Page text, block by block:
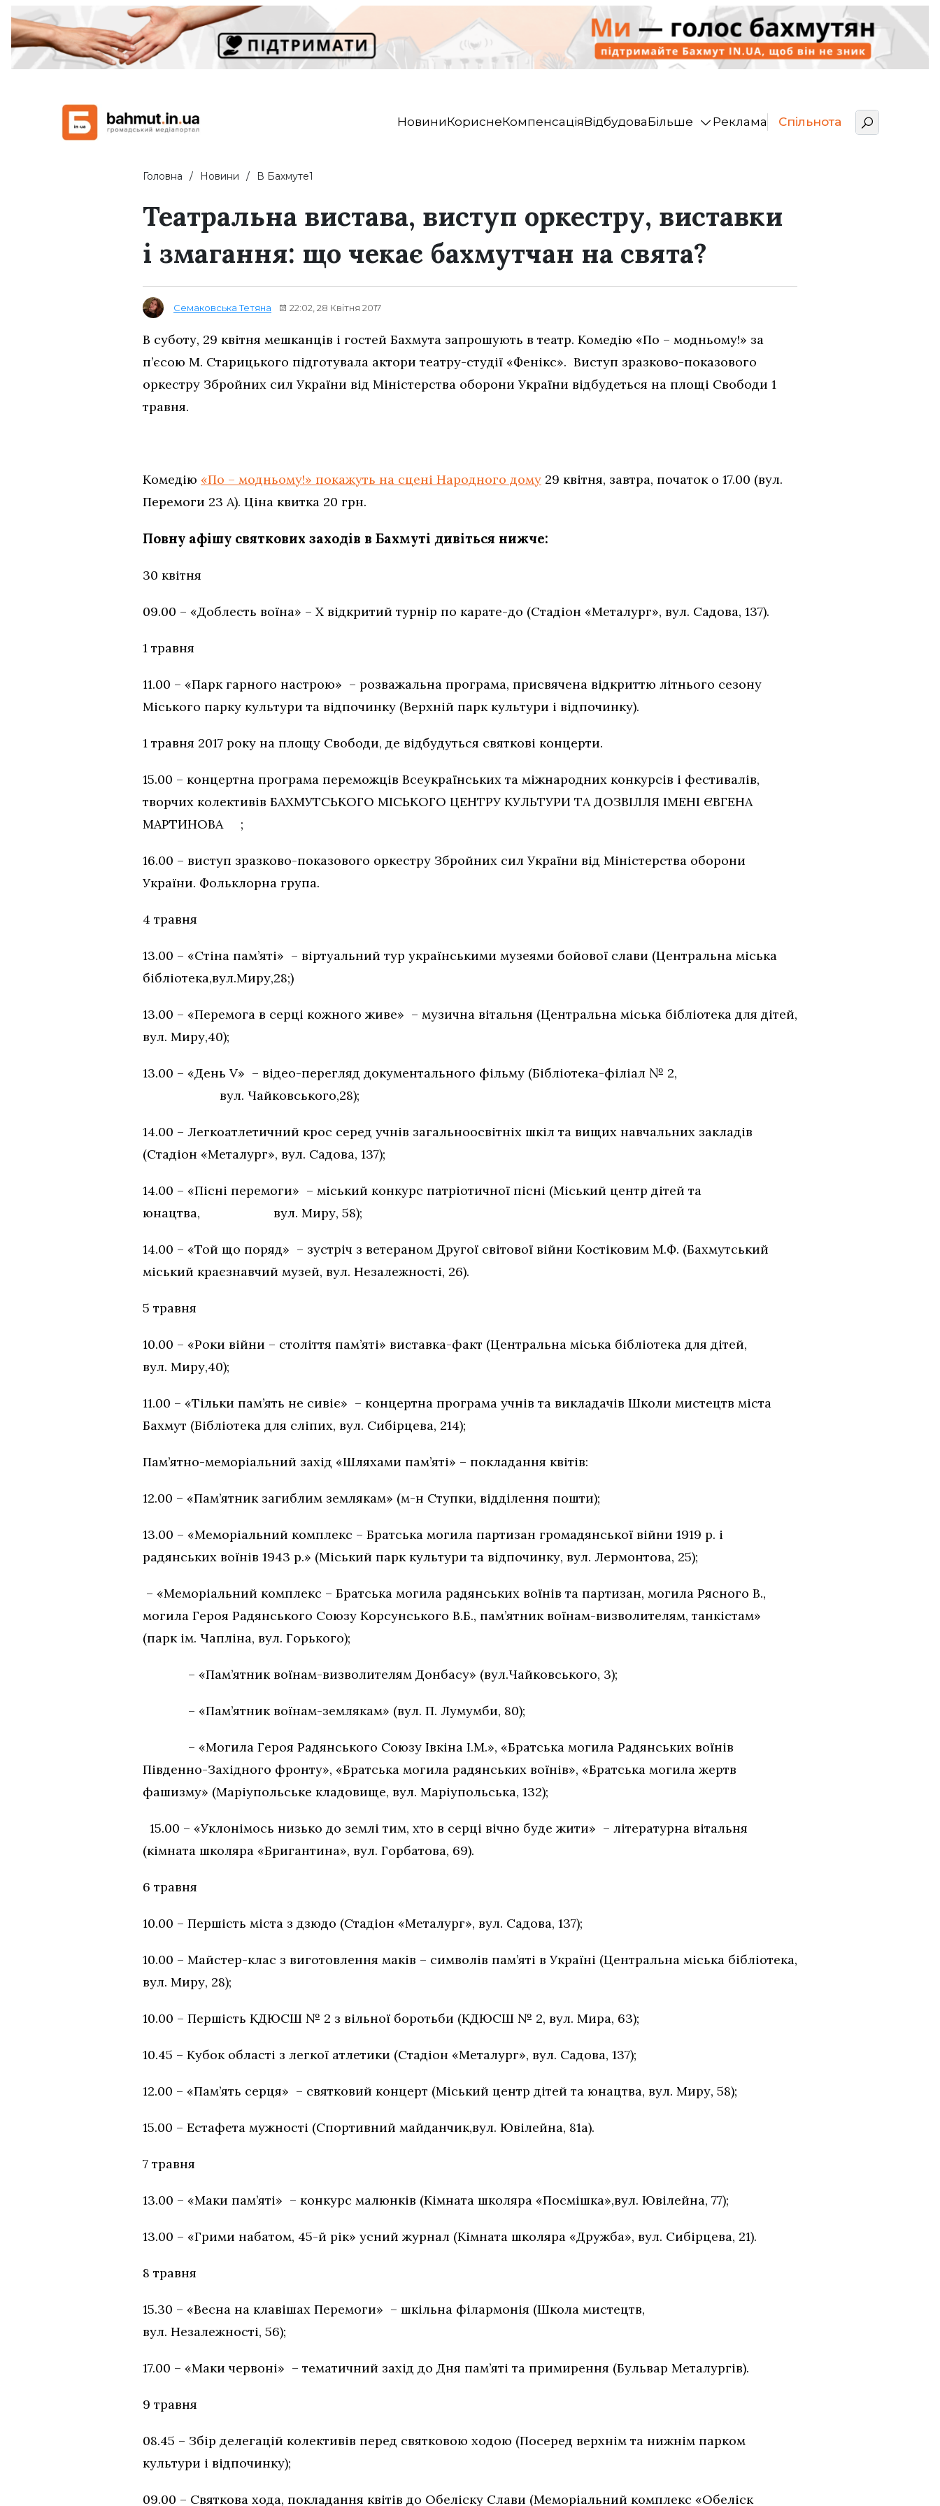
НовиниКориснеКомпенсаціяВідбудоваБільше Реклама Спільнота
Головна Новини В Бахмуте1
Театральна вистава, виступ оркестру, виставки
і змагання: що чекає бахмутчан на свята?
Семаковська Тетяна 22:02, 28 Квітня 2017
В суботу, 29 квітня мешканців і гостей Бахмута запрошують в театр. Комедію «По – модньому!» за
п’єсою М. Старицького підготувала актори театру-студії «Фенікс». Виступ зразково-показового
оркестру Збройних сил України від Міністерства оборони України відбудеться на площі Свободи 1
травня.
Комедію «По – модньому!» покажуть на сцені Народного дому 29 квітня, завтра, початок о 17.00 (вул.
Перемоги 23 А). Ціна квитка 20 грн.
Повну афішу святкових заходів в Бахмуті дивіться нижче:
30 квітня
09.00 – «Доблесть воїна» – X відкритий турнір по карате-до (Стадіон «Металург», вул. Садова, 137).
1 травня
11.00 – «Парк гарного настрою» – розважальна програма, присвячена відкриттю літнього сезону
Міського парку культури та відпочинку (Верхній парк культури і відпочинку).
1 травня 2017 року на площу Свободи, де відбудуться святкові концерти.
15.00 – концертна програма переможців Всеукраїнських та міжнародних конкурсів і фестивалів,
творчих колективів БАХМУТСЬКОГО МІСЬКОГО ЦЕНТРУ КУЛЬТУРИ ТА ДОЗВІЛЛЯ ІМЕНІ ЄВГЕНА
МАРТИНОВА ;
16.00 – виступ зразково-показового оркестру Збройних сил України від Міністерства оборони
України. Фольклорна група.
4 травня
13.00 – «Стіна пам’яті» – віртуальний тур українськими музеями бойової слави (Центральна міська
бібліотека,вул.Миру,28;)
13.00 – «Перемога в серці кожного живе» – музична вітальня (Центральна міська бібліотека для дітей,
вул. Миру,40);
13.00 – «День V» – відео-перегляд документального фільму (Бібліотека-філіал № 2,
вул. Чайковського,28);
14.00 – Легкоатлетичний крос серед учнів загальноосвітніх шкіл та вищих навчальних закладів
(Стадіон «Металург», вул. Садова, 137);
14.00 – «Пісні перемоги» – міський конкурс патріотичної пісні (Міський центр дітей та
юнацтва, вул. Миру, 58);
14.00 – «Той що поряд» – зустріч з ветераном Другої світової війни Костіковим М.Ф. (Бахмутський
міський краєзнавчий музей, вул. Незалежності, 26).
5 травня
10.00 – «Роки війни – століття пам’яті» виставка-факт (Центральна міська бібліотека для дітей,
вул. Миру,40);
11.00 – «Тільки пам’ять не сивіє» – концертна програма учнів та викладачів Школи мистецтв міста
Бахмут (Бібліотека для сліпих, вул. Сибірцева, 214);
Пам’ятно-меморіальний захід «Шляхами пам’яті» – покладання квітів:
12.00 – «Пам’ятник загиблим землякам» (м-н Ступки, відділення пошти);
13.00 – «Меморіальний комплекс – Братська могила партизан громадянської війни 1919 р. і
радянських воїнів 1943 р.» (Міський парк культури та відпочинку, вул. Лермонтова, 25);
– «Меморіальний комплекс – Братська могила радянських воїнів та партизан, могила Рясного В.,
могила Героя Радянського Союзу Корсунського В.Б., пам’ятник воїнам-визволителям, танкістам»
(парк ім. Чапліна, вул. Горького);
– «Пам’ятник воїнам-визволителям Донбасу» (вул.Чайковського, 3);
– «Пам’ятник воїнам-землякам» (вул. П. Лумумби, 80);
– «Могила Героя Радянського Союзу Івкіна І.М.», «Братська могила Радянських воїнів
Південно-Західного фронту», «Братська могила радянських воїнів», «Братська могила жертв
фашизму» (Маріупольське кладовище, вул. Маріупольська, 132);
15.00 – «Уклонімось низько до землі тим, хто в серці вічно буде жити» – літературна вітальня
(кімната школяра «Бригантина», вул. Горбатова, 69).
6 травня
10.00 – Першість міста з дзюдо (Стадіон «Металург», вул. Садова, 137);
10.00 – Майстер-клас з виготовлення маків – символів пам’яті в Україні (Центральна міська бібліотека,
вул. Миру, 28);
10.00 – Першість КДЮСШ № 2 з вільної боротьби (КДЮСШ № 2, вул. Мира, 63);
10.45 – Кубок області з легкої атлетики (Стадіон «Металург», вул. Садова, 137);
12.00 – «Пам’ять серця» – святковий концерт (Міський центр дітей та юнацтва, вул. Миру, 58);
15.00 – Естафета мужності (Спортивний майданчик,вул. Ювілейна, 81а).
7 травня
13.00 – «Маки пам’яті» – конкурс малюнків (Кімната школяра «Посмішка»,вул. Ювілейна, 77);
13.00 – «Грими набатом, 45-й рік» усний журнал (Кімната школяра «Дружба», вул. Сибірцева, 21).
8 травня
15.30 – «Весна на клавішах Перемоги» – шкільна філармонія (Школа мистецтв,
вул. Незалежності, 56);
17.00 – «Маки червоні» – тематичний захід до Дня пам’яті та примирення (Бульвар Металургів).
9 травня
08.45 – Збір делегацій колективів перед святковою ходою (Посеред верхнім та нижнім парком
культури і відпочинку);
09.00 – Святкова хода, покладання квітів до Обеліску Слави (Меморіальний комплекс «Обеліск